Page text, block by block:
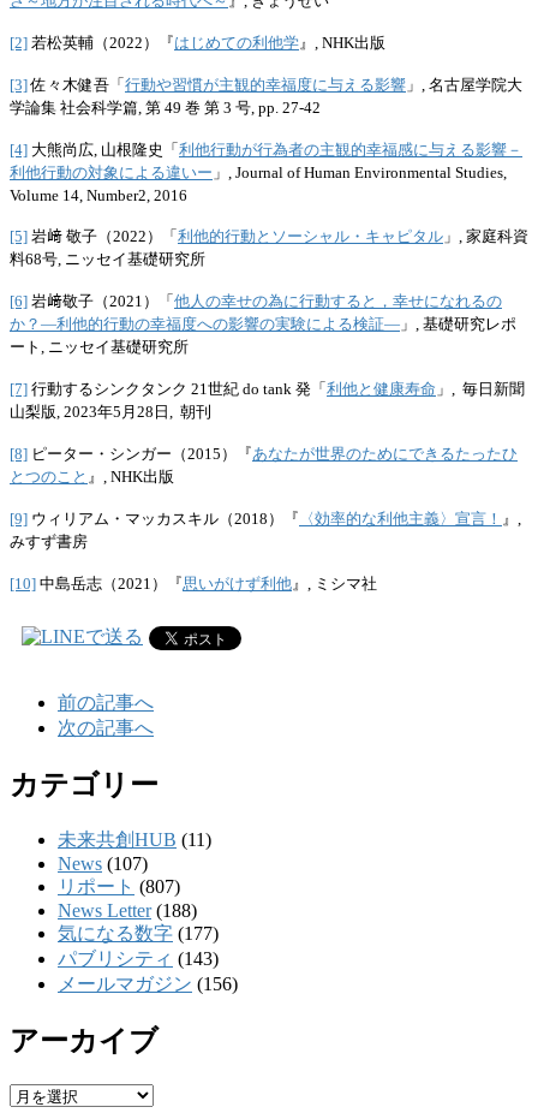
[2] 若松英輔（2022）『はじめての利他学』, NHK出版
[3]佐々木健吾「 行動や習慣が主観的幸福度に与える影響 」, 名古屋学院大
学論集 社会科学篇, 第 49 巻 第 3 号, pp. 27-42
[4] 大熊尚広, 山根隆史「 利他行動が行為者の主観的幸福感に与える影響－
利他行動の対象による違いー 」, Journal of Human Environmental Studies,
Volume 14, Number2, 2016
[5] 岩﨑 敬子（2022）「 利他的行動とソーシャル・キャピタル 」, 家庭科資
料68号, ニッセイ基礎研究所
[6] 岩﨑敬子（2021）「 他人の幸せの為に行動すると，幸せになれるの
か？―利他的行動の幸福度への影響の実験による検証― 」, 基礎研究レポ
ート, ニッセイ基礎研究所
[7] 行動するシンクタンク 21世紀 do tank 発「 利他と健康寿命 」, 毎日新聞
山梨版, 2023年5月28日, 朝刊
[8] ピーター・シンガー（2015）『あなたが世界のためにできるたったひ
とつのこと 』, NHK出版
[9] ウィリアム・マッカスキル（2018）『 〈効率的な利他主義〉宣言！ 』,
みすず書房
[10] 中島岳志（2021）『思いがけず利他』, ミシマ社
前の記事へ
次の記事へ
カテゴリー
未来共創HUB (11)
News (107)
リポート (807)
News Letter(188)
気になる数字 (177)
パブリシティ (143)
メールマガジン (156)
アーカイブ
ア